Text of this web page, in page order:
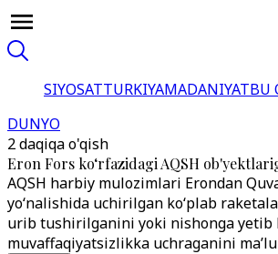
SIYOSATTURKIYAMADANIYATBU
DUNYO
2 daqiqa o'qish
Eron Fors ko‘rfazidagi AQSH
AQSH harbiy mulozimlari Erondan
yo‘nalishida uchirilgan ko‘plab
urib tushirilganini yoki nishonga yetib
muvaffaqiyatsizlikka uchraganini